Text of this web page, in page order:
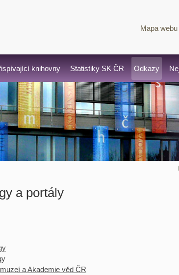
Mapa webu
knihovny Statistiky SK ČR Odkazy
a portály
a Akademie věd ČR